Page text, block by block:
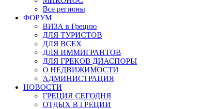
Все регионы
ФОРУМ
ВИЗА в Грецию
ДЛЯ ТУРИСТОВ
ДЛЯ ВСЕХ
ДЛЯ ИММИГРАНТОВ
ДЛЯ ГРЕКОВ ДИАСПОРЫ
О НЕДВИЖИМОСТИ
АДМИНИСТРАЦИЯ
НОВОСТИ
ГРЕЦИЯ СЕГОДНЯ
ОТДЫХ В ГРЕЦИИ